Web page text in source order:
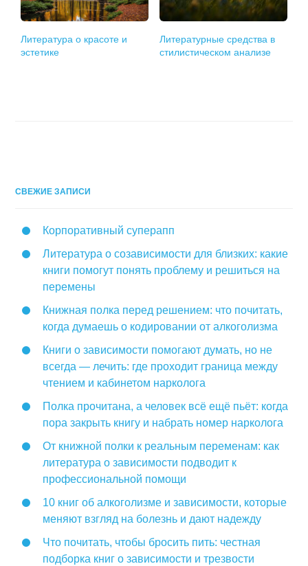
Литература о красоте и
эстетике
Литературные средства в
стилистическом анализе
СВЕЖИЕ ЗАПИСИ
Корпоративный суперапп
Литература о созависимости для близких: какие
книги помогут понять проблему и решиться на
перемены
Книжная полка перед решением: что почитать,
когда думаешь о кодировании от алкоголизма
Книги о зависимости помогают думать, но не
всегда — лечить: где проходит граница между
чтением и кабинетом нарколога
Полка прочитана, а человек всё ещё пьёт: когда
пора закрыть книгу и набрать номер нарколога
От книжной полки к реальным переменам: как
литература о зависимости подводит к
профессиональной помощи
10 книг об алкоголизме и зависимости, которые
меняют взгляд на болезнь и дают надежду
Что почитать, чтобы бросить пить: честная
подборка книг о зависимости и трезвости